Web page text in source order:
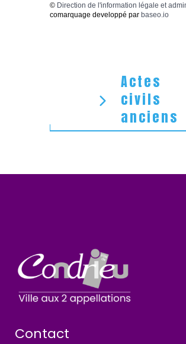
© Direction de l'information légale et
comarquage developpé par baseo.io
Actes
civils
anciens
Contact